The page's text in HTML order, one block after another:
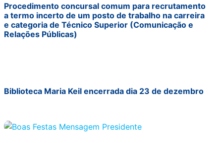
Procedimento concursal comum para recrutamento
a termo incerto de um posto de trabalho na carreira
e categoria de Técnico Superior (Comunicação e
Relações Públicas)
Biblioteca Maria Keil encerrada dia 23 de dezembro